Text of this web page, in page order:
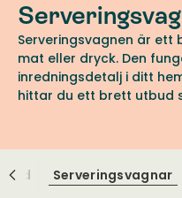
Serveringsvagnen är ett
mat eller dryck. Den
inredningsdetalj i ditt
hittar du ett brett utbud
Serveringsvagnar